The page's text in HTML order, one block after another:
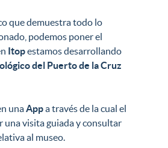
que demuestra todo lo
podemos poner el
Itopestamos desarrollando
del Puerto de la Cruz
unaAppa través de la cual el
una visita guiada y consultar
al museo.